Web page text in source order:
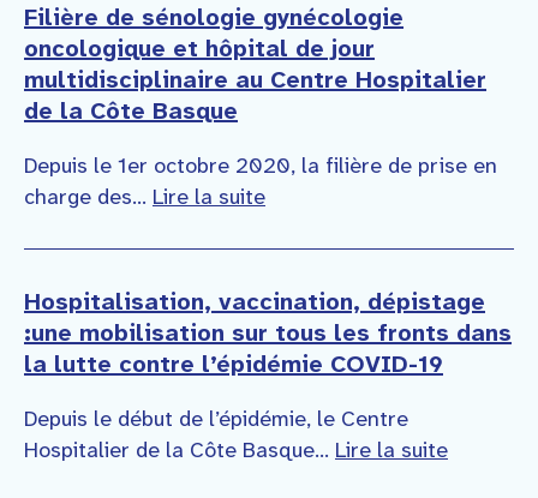
Filière de sénologie gynécologie
oncologique et hôpital de jour
multidisciplinaire au Centre Hospitalier
de la Côte Basque
Depuis le 1er octobre 2020, la filière de prise en
charge des... Lire la suite
Hospitalisation, vaccination, dépistage
:une mobilisation sur tous les fronts dans
la lutte contre l’épidémie COVID-19
Depuis le début de l’épidémie, le Centre
Hospitalier de la Côte Basque... Lire la suite